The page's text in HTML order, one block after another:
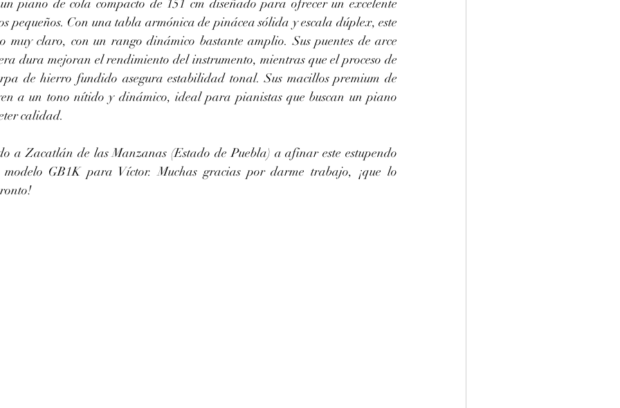
piano de cola compacto de 151 cm diseñado para ofrecer un excelente
pequeños. Con una tabla armónica de pinácea sólida y escala dúplex, este
muy claro, con un rango dinámico bastante amplio. Sus puentes de arce
dura mejoran el rendimiento del instrumento, mientras que el proceso de
de hierro fundido asegura estabilidad tonal. Sus macillos premium de
a un tono nítido y dinámico, ideal para pianistas que buscan un piano
calidad.
GB1K para Víctor. Muchas gracias por darme trabajo, ¡que lo